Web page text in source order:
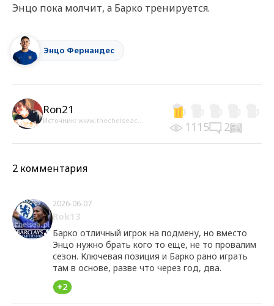
Энцо пока молчит, а Барко тренируется.
Энцо Фернандес
Ron21
Источник: www.thechelseac... 1115 2
2 комментария
2026-06-07
Rok13
Барко отличный игрок на подмену, но вместо
Энцо нужно брать кого то еще, не то провалим
сезон. Ключевая позиция и Барко рано играть
там в основе, разве что через год, два.
+2